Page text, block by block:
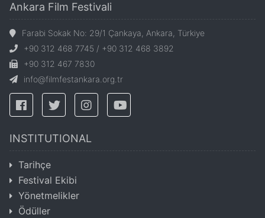
Ankara Film Festivali
Farabi Sokak No: 29/1 Çankaya, Ankara, Türkiye
+90 312 468 7745 / +90 312 468 3892
+90 312 467 7830
info@filmfestankara.org.tr
INSTITUTIONAL
Tarihçe
Festival Ekibi
Yönetmelikler
Ödüller